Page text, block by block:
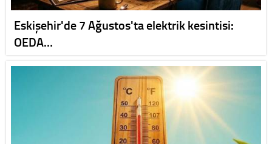
Eskişehir'de 7 Ağustos'ta elektrik kesintisi:
OEDA…